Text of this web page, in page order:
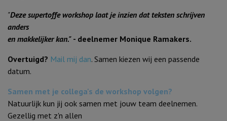
"Deze supertoffe workshop laat je inzien dat teksten schrijven
anders
en makkelijker kan." - deelnemer Monique Ramakers.
Overtuigd? Mail mij dan. Samen kiezen wij een passende
datum.
Samen met je collega's de workshop volgen?
Natuurlijk kun jij ook samen met jouw team deelnemen.
Gezellig met z'n allen